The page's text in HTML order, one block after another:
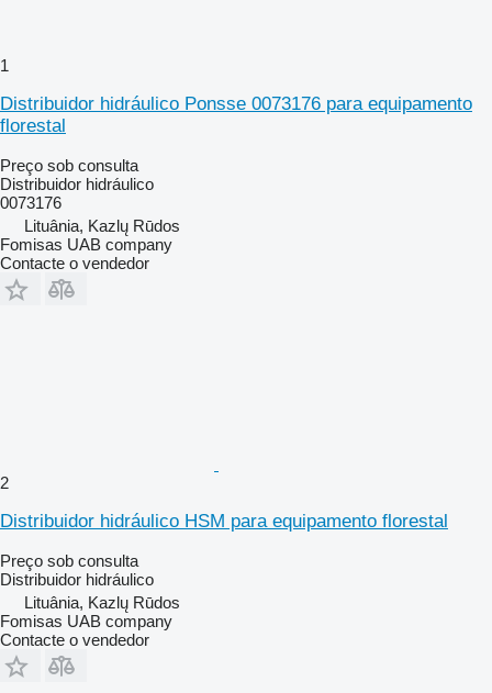
1
Distribuidor hidráulico Ponsse 0073176 para equipamento
florestal
Preço sob consulta
Distribuidor hidráulico
0073176
Lituânia, Kazlų Rūdos
Fomisas UAB company
Contacte o vendedor
2
Distribuidor hidráulico HSM para equipamento florestal
Preço sob consulta
Distribuidor hidráulico
Lituânia, Kazlų Rūdos
Fomisas UAB company
Contacte o vendedor